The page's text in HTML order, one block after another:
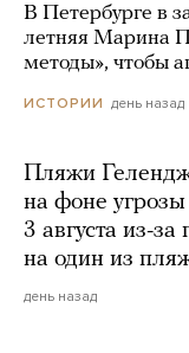
В Петербурге в
летняя Марина
методы», чтобы
ИСТОРИИ день назад
Пляжи
на фоне угрозы
3 августа из-
на один из
день назад